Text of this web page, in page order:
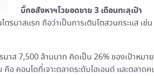
บิ๊กอสังหาฯโวยอดขาย 3 เดือนทะลุเป้า
รมาสแรก ถือว่าเป็นการเติบโตสวนกระแส เช่น
าส 7,500 ล้านบาท คิดเป็น 26% ของเป้าหม
คอนโดที่เจาะตลาดระดับไฮเอนด์ และตลาดค